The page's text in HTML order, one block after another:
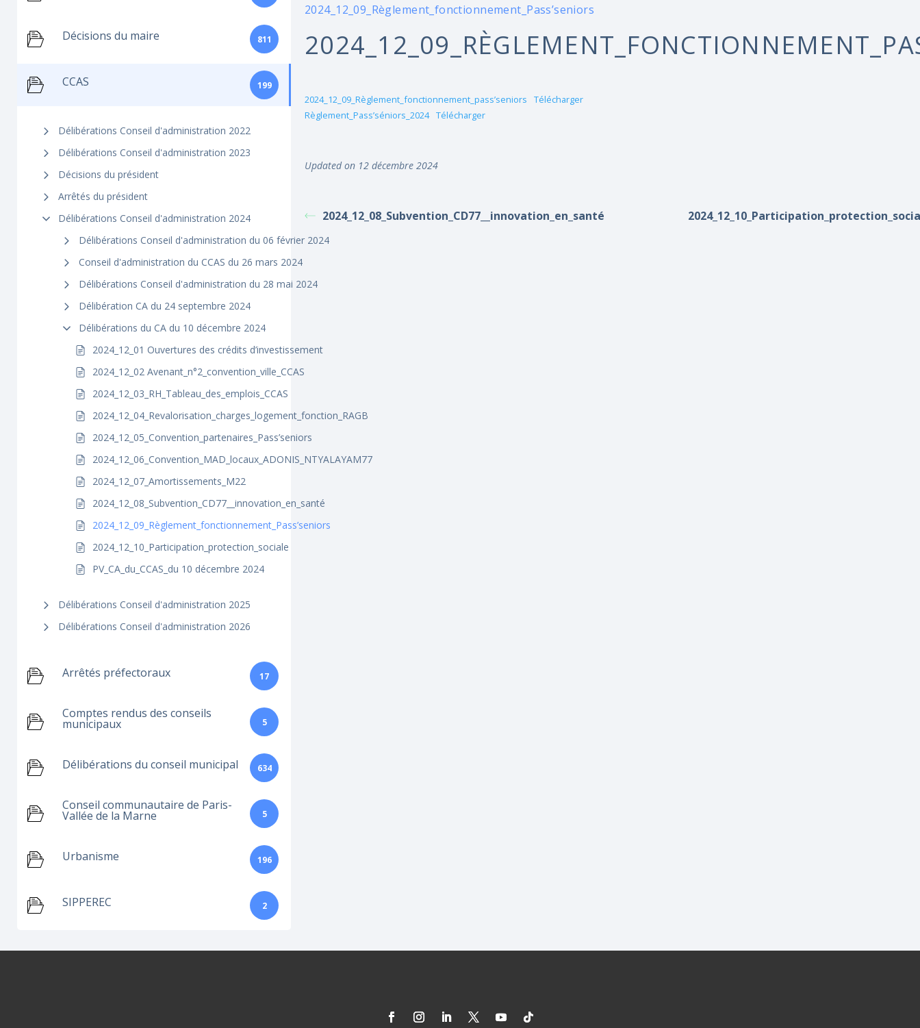
Décisions du maire 811
CCAS 199
Délibérations Conseil d'administration 2022
Délibérations Conseil d'administration 2023
Décisions du président
Arrêtés du président
Délibérations Conseil d'administration 2024
Délibérations Conseil d'administration du 06 février 2024
Conseil d'administration du CCAS du 26 mars 2024
Délibérations Conseil d'administration du 28 mai 2024
Délibération CA du 24 septembre 2024
Délibérations du CA du 10 décembre 2024
2024_12_01 Ouvertures des crédits d’investissement
2024_12_02 Avenant_n°2_convention_ville_CCAS
2024_12_03_RH_Tableau_des_emplois_CCAS
2024_12_04_Revalorisation_charges_logement_fonction_RAGB
2024_12_05_Convention_partenaires_Pass’seniors
2024_12_06_Convention_MAD_locaux_ADONIS_NTYALAYAM77
2024_12_07_Amortissements_M22
2024_12_08_Subvention_CD77__innovation_en_santé
2024_12_09_Règlement_fonctionnement_Pass’seniors
2024_12_10_Participation_protection_sociale
PV_CA_du_CCAS_du 10 décembre 2024
Délibérations Conseil d'administration 2025
Délibérations Conseil d'administration 2026
Arrêtés préfectoraux 17
Comptes rendus des conseils
municipaux 5
Délibérations du conseil municipal 634
Conseil communautaire de Paris-
Vallée de la Marne 5
Urbanisme 196
SIPPEREC 2
2024_12_09_Règlement_fonctionnement_Pass’seniors
2024_12_09_Règlement_fonctionnement_pass’seniors
Télécharger
Règlement_Pass’séniors_2024 Télécharger
Updated on 12 décembre 2024
2024_12_08_Subvention_CD77__innovation_en_santé